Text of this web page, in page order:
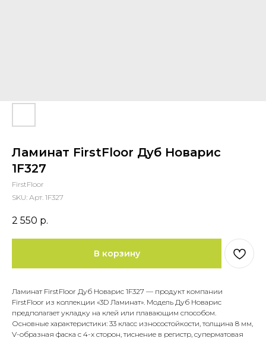
Ламинат FirstFloor Дуб Новарис
1F327
FirstFloor
SKU: Арт. 1F327
2 550 р.
В корзину
Ламинат FirstFloor Дуб Новарис 1F327 — продукт компании
FirstFloor из коллекции «3D Ламинат». Модель Дуб Новарис
предполагает укладку на клей или плавающим способом.
Основные характеристики: 33 класс износостойкости, толщина 8 мм,
V-образная фаска с 4-х сторон, тиснение в регистр, суперматовая